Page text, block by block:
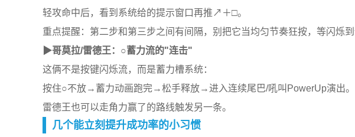
轻攻命中后，看到系统给的提示窗口再推↗＋□。
重点提醒：第二步和第三步之间有间隔，别把它当均匀节奏狂按，等闪烁到
▶哥莫拉/雷德王：○蓄力流的"连击"
这俩不是按键闪烁流，而是蓄力槽系统：
按住○不放→蓄力动画跑完→松手释放→进入连续尾巴/吼叫PowerUp演出。
雷德王也可以走角力赢了的路线触发另一条。
几个能立刻提升成功率的小习惯